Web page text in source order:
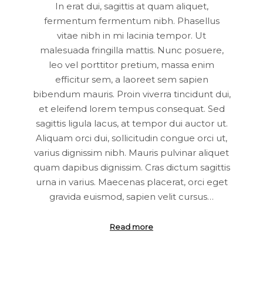
In erat dui, sagittis at quam aliquet,
fermentum fermentum nibh. Phasellus
vitae nibh in mi lacinia tempor. Ut
malesuada fringilla mattis. Nunc posuere,
leo vel porttitor pretium, massa enim
efficitur sem, a laoreet sem sapien
bibendum mauris. Proin viverra tincidunt dui,
et eleifend lorem tempus consequat. Sed
sagittis ligula lacus, at tempor dui auctor ut.
Aliquam orci dui, sollicitudin congue orci ut,
varius dignissim nibh. Mauris pulvinar aliquet
quam dapibus dignissim. Cras dictum sagittis
urna in varius. Maecenas placerat, orci eget
gravida euismod, sapien velit cursus…
Read more